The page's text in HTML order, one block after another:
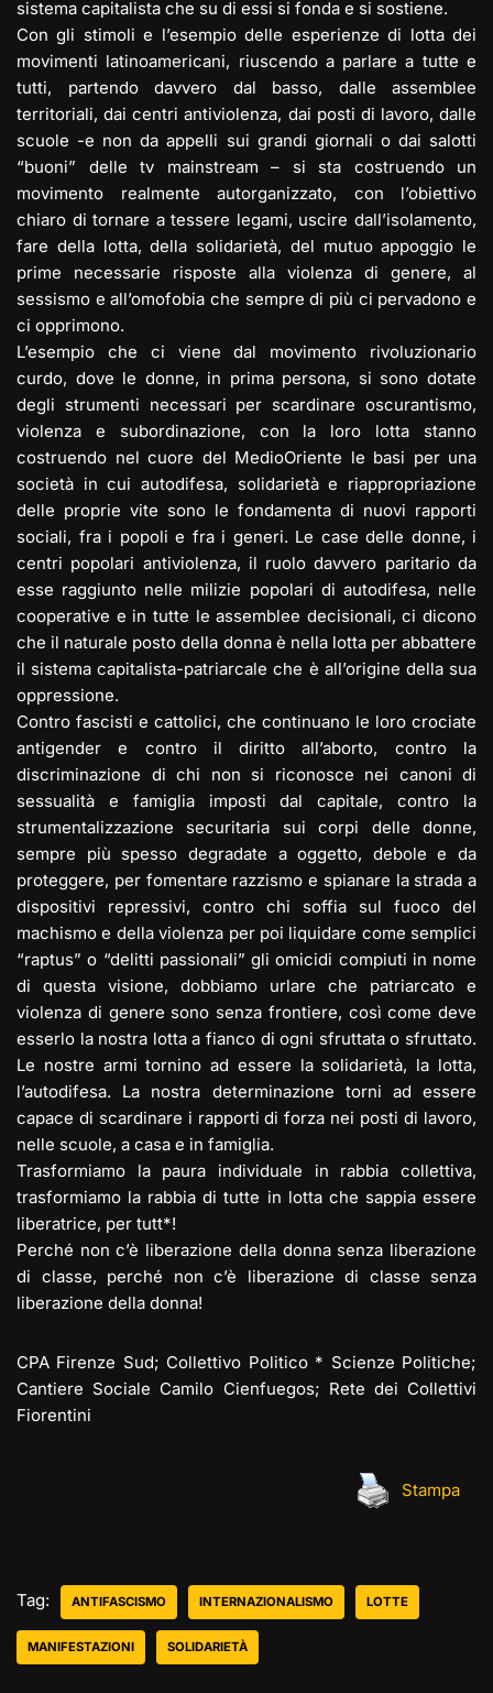
sistema capitalista che su di essi si fonda e si sostiene.
Con gli stimoli e l’esempio delle esperienze di lotta dei
movimenti latinoamericani, riuscendo a parlare a tutte e
tutti, partendo davvero dal basso, dalle assemblee
territoriali, dai centri antiviolenza, dai posti di lavoro, dalle
scuole -e non da appelli sui grandi giornali o dai salotti
“buoni” delle tv mainstream – si sta costruendo un
movimento realmente autorganizzato, con l’obiettivo
chiaro di tornare a tessere legami, uscire dall’isolamento,
fare della lotta, della solidarietà, del mutuo appoggio le
prime necessarie risposte alla violenza di genere, al
sessismo e all’omofobia che sempre di più ci pervadono e
ci opprimono.
L’esempio che ci viene dal movimento rivoluzionario
curdo, dove le donne, in prima persona, si sono dotate
degli strumenti necessari per scardinare oscurantismo,
violenza e subordinazione, con la loro lotta stanno
costruendo nel cuore del MedioOriente le basi per una
società in cui autodifesa, solidarietà e riappropriazione
delle proprie vite sono le fondamenta di nuovi rapporti
sociali, fra i popoli e fra i generi. Le case delle donne, i
centri popolari antiviolenza, il ruolo davvero paritario da
esse raggiunto nelle milizie popolari di autodifesa, nelle
cooperative e in tutte le assemblee decisionali, ci dicono
che il naturale posto della donna è nella lotta per abbattere
il sistema capitalista-patriarcale che è all’origine della sua
oppressione.
Contro fascisti e cattolici, che continuano le loro crociate
antigender e contro il diritto all’aborto, contro la
discriminazione di chi non si riconosce nei canoni di
sessualità e famiglia imposti dal capitale, contro la
strumentalizzazione securitaria sui corpi delle donne,
sempre più spesso degradate a oggetto, debole e da
proteggere, per fomentare razzismo e spianare la strada a
dispositivi repressivi, contro chi soffia sul fuoco del
machismo e della violenza per poi liquidare come semplici
“raptus” o “delitti passionali” gli omicidi compiuti in nome
di questa visione, dobbiamo urlare che patriarcato e
violenza di genere sono senza frontiere, così come deve
esserlo la nostra lotta a fianco di ogni sfruttata o sfruttato.
Le nostre armi tornino ad essere la solidarietà, la lotta,
l’autodifesa. La nostra determinazione torni ad essere
capace di scardinare i rapporti di forza nei posti di lavoro,
nelle scuole, a casa e in famiglia.
Trasformiamo la paura individuale in rabbia collettiva,
trasformiamo la rabbia di tutte in lotta che sappia essere
liberatrice, per tutt*!
Perché non c’è liberazione della donna senza liberazione
di classe, perché non c’è liberazione di classe senza
liberazione della donna!
CPA Firenze Sud; Collettivo Politico * Scienze Politiche;
Cantiere Sociale Camilo Cienfuegos; Rete dei Collettivi
Fiorentini
Stampa
Tag: ANTIFASCISMO INTERNAZIONALISMO LOTTE
MANIFESTAZIONI SOLIDARIETÀ